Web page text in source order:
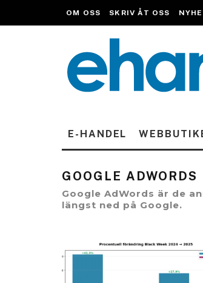
OM OSS SKRIV ÅT OSS
E-HANDEL
GOOGLE ADWORDS
Google AdWords är de
längst ned på Google.